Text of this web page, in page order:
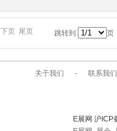
下页 尾页 跳转到 页
关于我们 - 联系我们
E展网 沪